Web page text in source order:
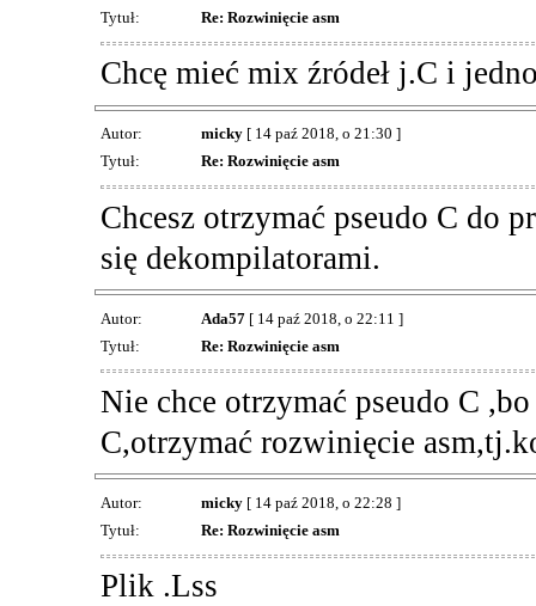
Tytuł:
Re: Rozwinięcie asm
Chcę mieć mix źródeł j.C i
Autor: micky[ 14 paź 2018, o 21:30 ]
Tytuł:
Re: Rozwinięcie asm
Chcesz otrzymać pseudo C do
się dekompilatorami.
Autor: Ada57[ 14 paź 2018, o 22:11 ]
Tytuł:
Re: Rozwinięcie asm
Nie chce otrzymać pseudo C
C,otrzymać rozwinięcie
Autor: micky[ 14 paź 2018, o 22:28 ]
Tytuł:
Re: Rozwinięcie asm
Plik .Lss